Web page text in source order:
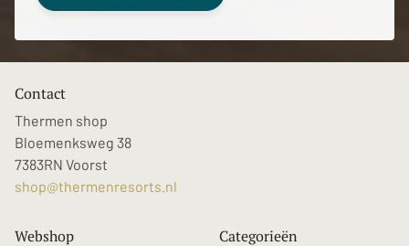
Contact
Thermen shop
Bloemenksweg 38
7383RN Voorst
shop@thermenresorts.nl
Webshop Categorieën